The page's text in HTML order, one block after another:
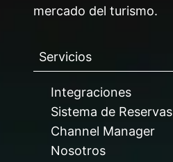
mercado del turismo.
Servicios
Integraciones
Sistema de Reservas
Channel Manager
Nosotros